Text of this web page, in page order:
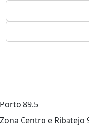
Porto 89.5
Zona Centro e Ribatejo